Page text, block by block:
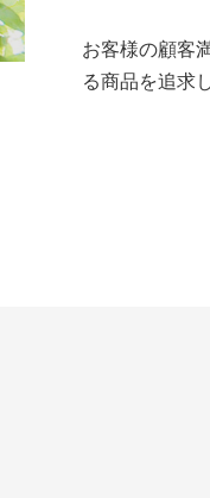
お客様の顧客
る商品を追求